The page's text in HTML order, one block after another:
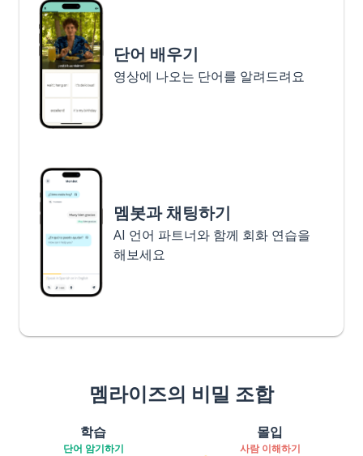
단어 배우기
영상에 나오는 단어를 알려드려요
멤봇과 채팅하기
AI 언어 파트너와 함께 회화 연습을
해보세요
멤라이즈의 비밀 조합
학습
단어 암기하기
몰입
사람 이해하기